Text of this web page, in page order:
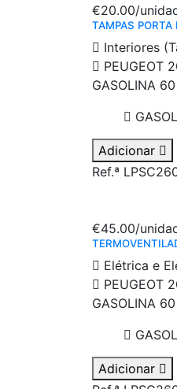
€20.00/
TAMPAS
Interiores
PEUGEOT
GASOLINA
Adicionar
Ref.ª
€45.00/
Elétrica e
PEUGEOT
GASOLINA
Adicionar